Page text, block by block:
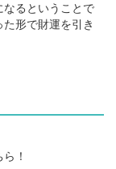
るということで
形で財運を引き
！